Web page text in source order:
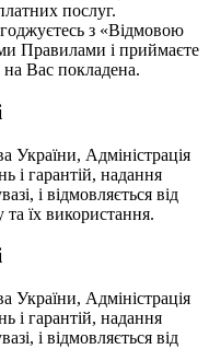
послуг.
з «Відмовою
Правилами і приймаєте
на Вас покладена.
України, Адміністрація
і гарантій, надання
і відмовляється від
та їх використання.
України, Адміністрація
і гарантій, надання
і відмовляється від